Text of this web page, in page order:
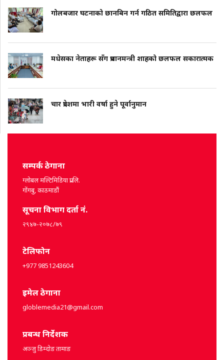
गोलबजार घटनाको छानबिन गर्न गठित समितिद्वारा छलफल
मधेसका नेताहरू सँग प्रधानमन्त्री शाहको छलफल सकारात्मक
चार प्रदेशमा भारी वर्षा हुने पूर्वानुमान
सम्पर्क ठेगाना
ग्लोबल मल्टिमिडिया प्रा.लि.
गोंगबु, काठमाडौं
सूचना विभाग दर्ता नं.
२९४७-२०७८/७९
टेलिफोन
+977 9851243604
इमेल ठेगाना
globlemedia21@gmail.com
प्रबन्ध निर्देशक
अञ्जु डिम्दोङ तामाङ